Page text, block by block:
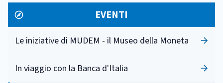
EVENTI
Le iniziative di MUDEM - il Museo della Moneta
In viaggio con la Banca d'Italia